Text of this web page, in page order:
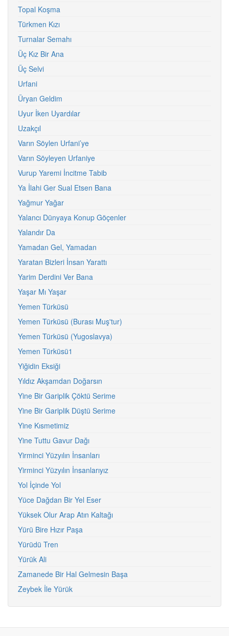
Topal Koşma
Türkmen Kızı
Turnalar Semahı
Üç Kız Bir Ana
Üç Selvi
Urfani
Üryan Geldim
Uyur İken Uyardılar
Uzakçıl
Varın Söylen Urfani’ye
Varın Söyleyen Urfaniye
Vurup Yaremi İncitme Tabib
Ya İlahi Ger Sual Etsen Bana
Yağmur Yağar
Yalancı Dünyaya Konup Göçenler
Yalandır Da
Yamadan Gel, Yamadan
Yaratan Bizleri İnsan Yarattı
Yarim Derdini Ver Bana
Yaşar Mı Yaşar
Yemen Türküsü
Yemen Türküsü (Burası Muş'tur)
Yemen Türküsü (Yugoslavya)
Yemen Türküsü1
Yiğidin Eksiği
Yıldız Akşamdan Doğarsın
Yine Bir Gariplik Çöktü Serime
Yine Bir Gariplik Düştü Serime
Yine Kısmetimiz
Yine Tuttu Gavur Dağı
Yirminci Yüzyılın İnsanları
Yirminci Yüzyılın İnsanlarıyız
Yol İçinde Yol
Yüce Dağdan Bir Yel Eser
Yüksek Olur Arap Atın Kaltağı
Yürü Bire Hızır Paşa
Yürüdü Tren
Yürük Ali
Zamanede Bir Hal Gelmesin Başa
Zeybek İle Yürük